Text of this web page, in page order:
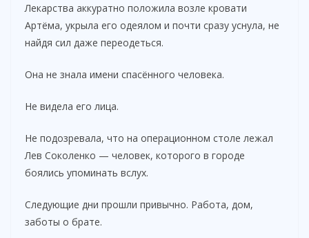
Лекарства аккуратно положила возле кровати
Артёма, укрыла его одеялом и почти сразу уснула, не
найдя сил даже переодеться.
Она не знала имени спасённого человека.
Не видела его лица.
Не подозревала, что на операционном столе лежал
Лев Соколенко — человек, которого в городе
боялись упоминать вслух.
Следующие дни прошли привычно. Работа, дом,
заботы о брате.